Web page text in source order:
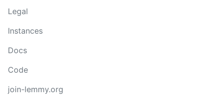
Legal
Instances
Docs
Code
join-lemmy.org